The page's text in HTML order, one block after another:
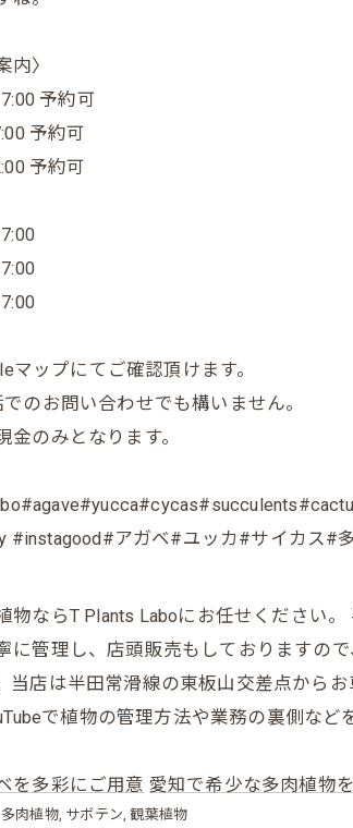
内〉
予約可
予約可
予約可
マップにてご確認頂けます。
のお問い合わせでも構いません。
金のみとなります。
#instagood#アガベ#ユッカ#サイカス#
物ならT Plants Laboにお任せください
に管理し、店頭販売もしておりますの
当店は半田常滑線の東板山交差点から
で植物の管理方法や業務の裏側な
を多彩にご用意 愛知で希少な多肉植物
多肉植物 サボテン 観葉植物